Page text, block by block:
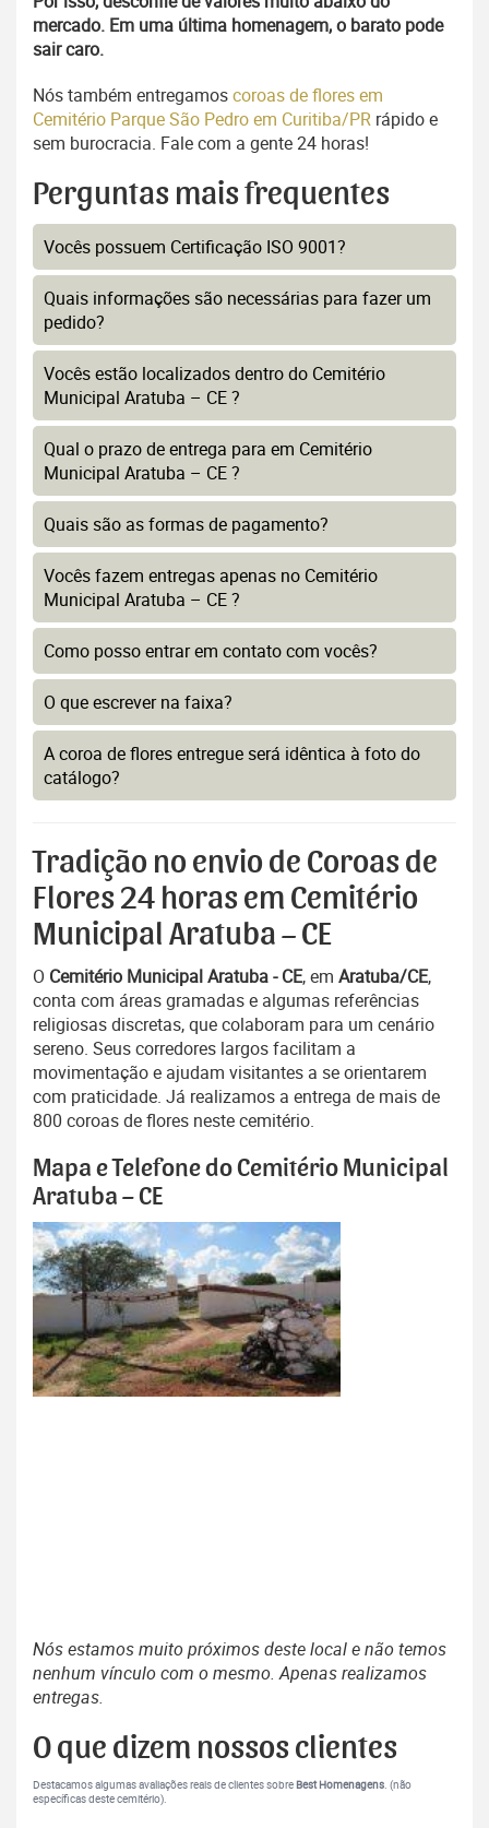
mercado. Em uma última homenagem, o barato pode
sair caro.
Nós também entregamoscoroas de flores em
Cemitério Parque São Pedro em Curitiba/PR rápido e
sem burocracia. Fale com a gente 24 horas!
Perguntas mais frequentes
Vocês possuem Certificação ISO 9001?
Quais informações são necessárias para fazer um
pedido?
Vocês estão localizados dentro do Cemitério
Municipal Aratuba – CE ?
Qual o prazo de entrega para em Cemitério
Municipal Aratuba – CE ?
Quais são as formas de pagamento?
Vocês fazem entregas apenas no Cemitério
Municipal Aratuba – CE ?
Como posso entrar em contato com vocês?
O que escrever na faixa?
A coroa de flores entregue será idêntica à foto do
catálogo?
Tradição no envio de Coroas de
Flores 24 horas em Cemitério
Municipal Aratuba – CE
O Cemitério Municipal Aratuba - CE, em Aratuba/CE,
conta com áreas gramadas e algumas referências
religiosas discretas, que colaboram para um cenário
sereno. Seus corredores largos facilitam a
movimentação e ajudam visitantes a se orientarem
com praticidade. Já realizamos a entrega de mais de
800 coroas de flores neste cemitério.
Mapa e Telefone do Cemitério Municipal
Aratuba – CE
Nós estamos muito próximos deste local e não temos
nenhum vínculo com o mesmo. Apenas realizamos
entregas.
O que dizem nossos clientes
Destacamos algumas avaliações reais de clientes sobreBest Homenagens . (não
específicas deste cemitério).